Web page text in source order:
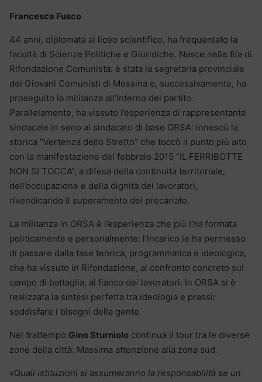
Francesca Fusco
44 anni, diplomata al liceo scientifico, ha frequentato la
facoltà di Scienze Politiche e Giuridiche. Nasce nelle fila di
Rifondazione Comunista: è stata la segretaria provinciale
dei Giovani Comunisti di Messina e, successivamente, ha
proseguito la militanza all’interno del partito.
Parallelamente, ha vissuto l’esperienza di rappresentante
sindacale in seno al sindacato di base ORSA: innescò la
storica “Vertenza dello Stretto” che toccò il punto più alto
con la manifestazione del febbraio 2015 “IL FERRIBOTTE
NON SI TOCCA”, a difesa della continuità territoriale,
dell’occupazione e della dignità dei lavoratori,
rivendicando il superamento del precariato.
La militanza in ORSA è l’esperienza che più l’ha formata
politicamente e personalmente: l’incarico le ha permesso
di passare dalla fase teorica, programmatica e ideologica,
che ha vissuto in Rifondazione, al confronto concreto sul
campo di battaglia, al fianco dei lavoratori. In ORSA si è
realizzata la sintesi perfetta tra ideologia e prassi:
soddisfare i bisogni della gente.
Nel frattempo Gino Sturniolo continua il tour tra le diverse
zone della città. Massima attenzione alla zona sud.
«Quali istituzioni si assumeranno la responsabilità se un